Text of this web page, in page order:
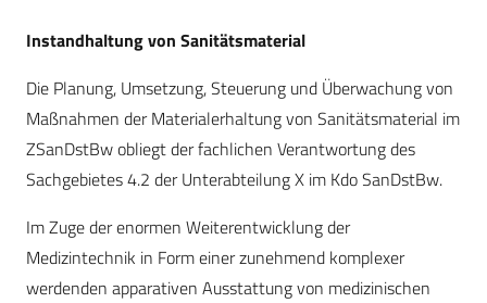
Instandhaltung von Sanitätsmaterial
Die Planung, Umsetzung, Steuerung und Überwachung von
Maßnahmen der Mate­rialerhaltung von Sanitätsmaterial im
ZSanDstBw obliegt der fachlichen Verantwortung des
Sachgebietes 4.2 der Unterabteilung X im Kdo SanDstBw.
Im Zuge der enormen Weiterentwicklung der
Medizintechnik in Form einer zunehmend komplexer
werdenden apparativen Ausstattung von medizinischen